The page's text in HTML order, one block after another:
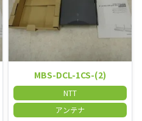
MBS-DCL-1CS-(2)
NTT
アンテナ